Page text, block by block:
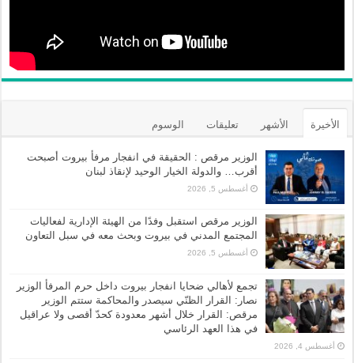
الأخيرة الأشهر تعليقات الوسوم
الوزير مرقص : الحقيقة في انفجار مرفأ بيروت أصبحت
أقرب… والدولة الخيار الوحيد لإنقاذ لبنان
أغسطس 5, 2026
الوزير مرقص استقبل وفدًا من الهيئة الإدارية لفعاليات
المجتمع المدني في بيروت وبحث معه في سبل التعاون
أغسطس 5, 2026
تجمع لأهالي ضحايا انفجار بيروت داخل حرم المرفأ الوزير
نصار: القرار الظنّي سيصدر والمحاكمة ستتم الوزير
مرقص: القرار خلال أشهر معدودة كحدّ أقصى ولا عراقيل
في هذا العهد الرئاسي
أغسطس 4, 2026